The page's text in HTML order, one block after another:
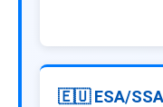
🇪🇺 ESA/SSA